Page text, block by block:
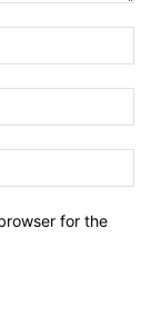
for the